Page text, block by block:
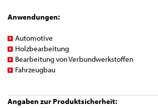
Anwendungen:
Automotive
Holzbearbeitung
Bearbeitung von Verbundwerkstoffen
Fahrzeugbau
Angaben zur Produktsicherheit: